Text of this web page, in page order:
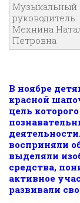
Музыкальный
руководитель:
Мехнина
Петровна
В ноябре
красной
цель
восприняли
выделяли
средства,
активное
развивали